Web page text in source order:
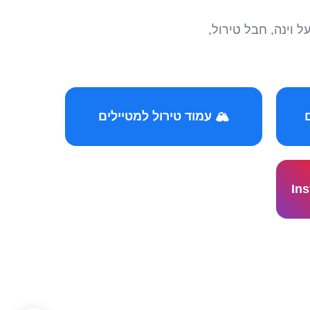
וינה, חבל טירול,
🏔️ עמוד טירול למטיילים